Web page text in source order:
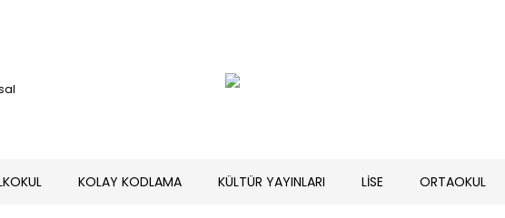
KOLAY KODLAMA KÜLTÜR YAYINLARI LİSE ORTAOKUL